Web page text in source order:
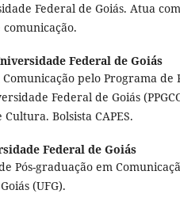
Federal de Goiás. Atua
Federal de Goiás
pelo Programa de
Federal de Goiás
Bolsista CAPES.
Federal de Goiás
Pós-graduação em
(UFG).